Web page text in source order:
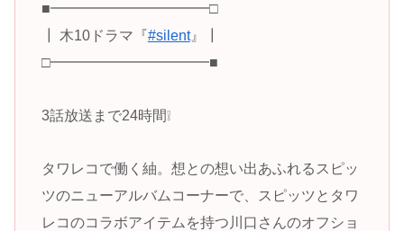
■━━━━━━━━━━━□
┃ 木10ドラマ『#silent』┃
□━━━━━━━━━━━■
3話放送まで24時間❕
タワレコで働く紬。想との想い出あふれるスピッ
ツのニューアルバムコーナーで、スピッツとタワ
レコのコラボアイテムを持つ川口さんのオフショ